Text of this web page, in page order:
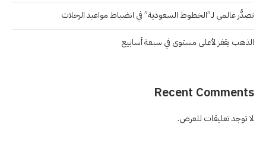
تصدُّر عالمي لـ”الخطوط السعودية” في انضباط مواعيد الرحلات
الذهب يقفز لأعلى مستوى في سبعة أسابيع
Recent Comments
لا توجد تعليقات للعرض.